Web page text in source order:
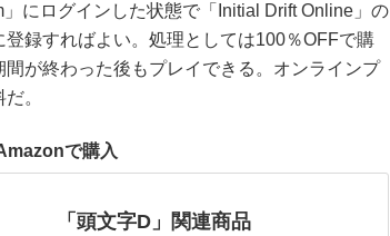
にログインした状態で「Initial Drift Online」の
録すればよい。処理としては100％OFFで購
が終わった後もプレイできる。オンラインプ
。
で購入
「頭文字D」関連商品